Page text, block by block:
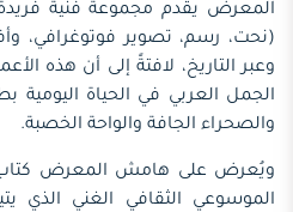
(نحت، رسم، تصوير فوتوغرافي،
وعبر التاريخ، لافتةً إلى أن هذه
الجمل العربي في الحياة اليومية
والصحراء الجافة والواحة الخصبة.
ويُعرض على هامش المعرض كتاب
الموسوعي الثقافي الغني الذي